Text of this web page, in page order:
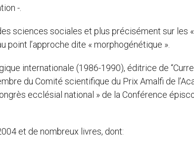
-.
sciences sociales et plus précisément sur les
point l’approche dite « morphogénétique ».
internationale (1986-1990), éditrice de
du Comité scientifique du Prix Amalfi de
ecclésial national » de la Conférence
et de nombreux livres, dont: